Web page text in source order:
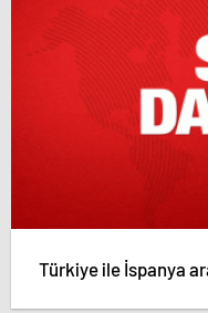
Türkiye ile İspanya